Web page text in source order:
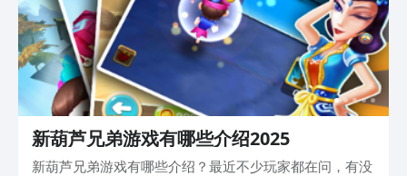
新葫芦兄弟游戏有哪些介绍2025
新葫芦兄弟游戏有哪些介绍？最近不少玩家都在问，有没